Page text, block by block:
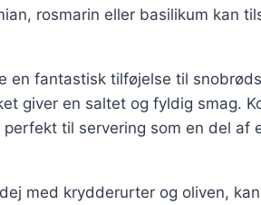
rosmarin eller basilikum kan
en fantastisk tilføjelse til
giver en saltet og fyldig smag.
til servering som en del af
med krydderurter og oliven,